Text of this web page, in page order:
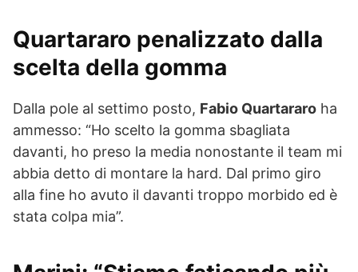
Quartararo penalizzato dalla
scelta della gomma
Dalla pole al settimo posto, Fabio Quartararo ha
ammesso: “Ho scelto la gomma sbagliata
davanti, ho preso la media nonostante il team mi
abbia detto di montare la hard. Dal primo giro
alla fine ho avuto il davanti troppo morbido ed è
stata colpa mia”.